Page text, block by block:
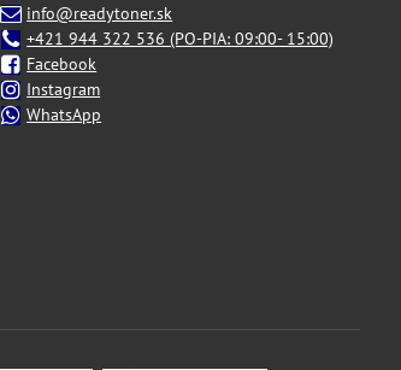
info@readytoner.sk
+421 944 322 536 (PO-PIA: 09:00- 15:00)
Facebook
Instagram
WhatsApp